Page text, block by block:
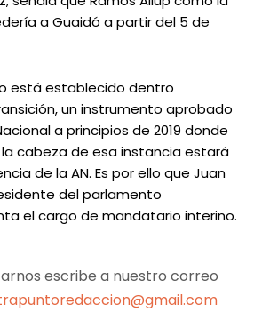
a Guaidó a partir del 5 de
está establecido dentro
un instrumento aprobado
a principios de 2019 donde
cabeza de esa instancia estará
de la AN. Es por ello que Juan
del parlamento
el cargo de mandatario interino.
escribe a nuestro correo